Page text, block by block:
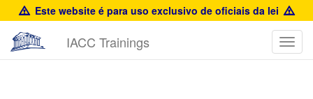
Este website é para uso exclusivo de oficiais da lei
IACC Trainings